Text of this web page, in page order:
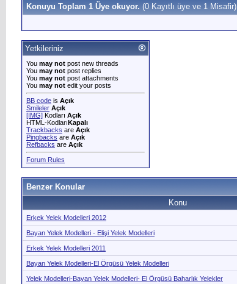
Konuyu Toplam 1 Üye okuyor. (0 Kayıtlı üye ve 1 Misafir)
Yetkileriniz
You may not post new threads
You may not post replies
You may not post attachments
You may not edit your posts
BB code is Açık
Smileler Açık
[IMG] Kodları Açık
HTML-KodlarıKapalı
Trackbacks are Açık
Pingbacks are Açık
Refbacks are Açık
Forum Rules
Benzer Konular
Konu
Erkek Yelek Modelleri 2012
Bayan Yelek Modelleri - Elişi Yelek Modelleri
Erkek Yelek Modelleri 2011
Bayan Yelek Modelleri-El Örgüsü Yelek Modelleri
Yelek Modelleri-Bayan Yelek Modelleri- El Örgüsü Baharlık Yelekler